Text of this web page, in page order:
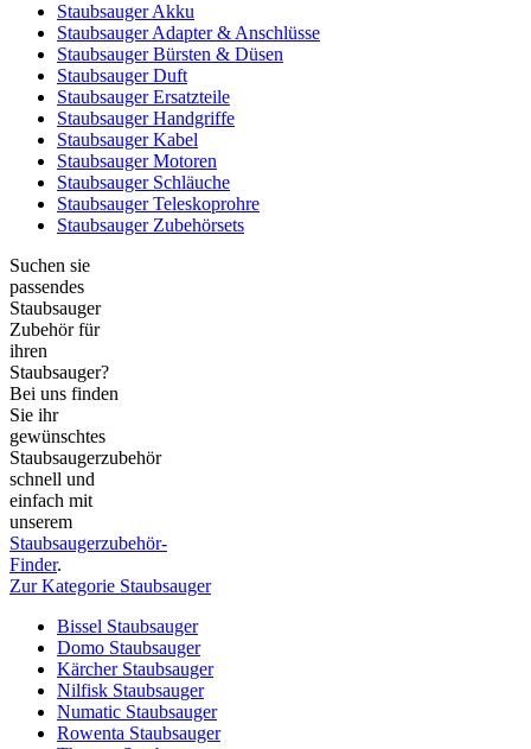
Staubsauger Akku
Staubsauger Adapter & Anschlüsse
Staubsauger Bürsten & Düsen
Staubsauger Duft
Staubsauger Ersatzteile
Staubsauger Handgriffe
Staubsauger Kabel
Staubsauger Motoren
Staubsauger Schläuche
Staubsauger Teleskoprohre
Staubsauger Zubehörsets
Suchen sie
passendes
Staubsauger
Zubehör für
ihren
Staubsauger?
Bei uns finden
Sie ihr
gewünschtes
Staubsaugerzubehör
schnell und
einfach mit
unserem
Staubsaugerzubehör-
Finder.
Zur Kategorie Staubsauger
Bissel Staubsauger
Domo Staubsauger
Kärcher Staubsauger
Nilfisk Staubsauger
Numatic Staubsauger
Rowenta Staubsauger